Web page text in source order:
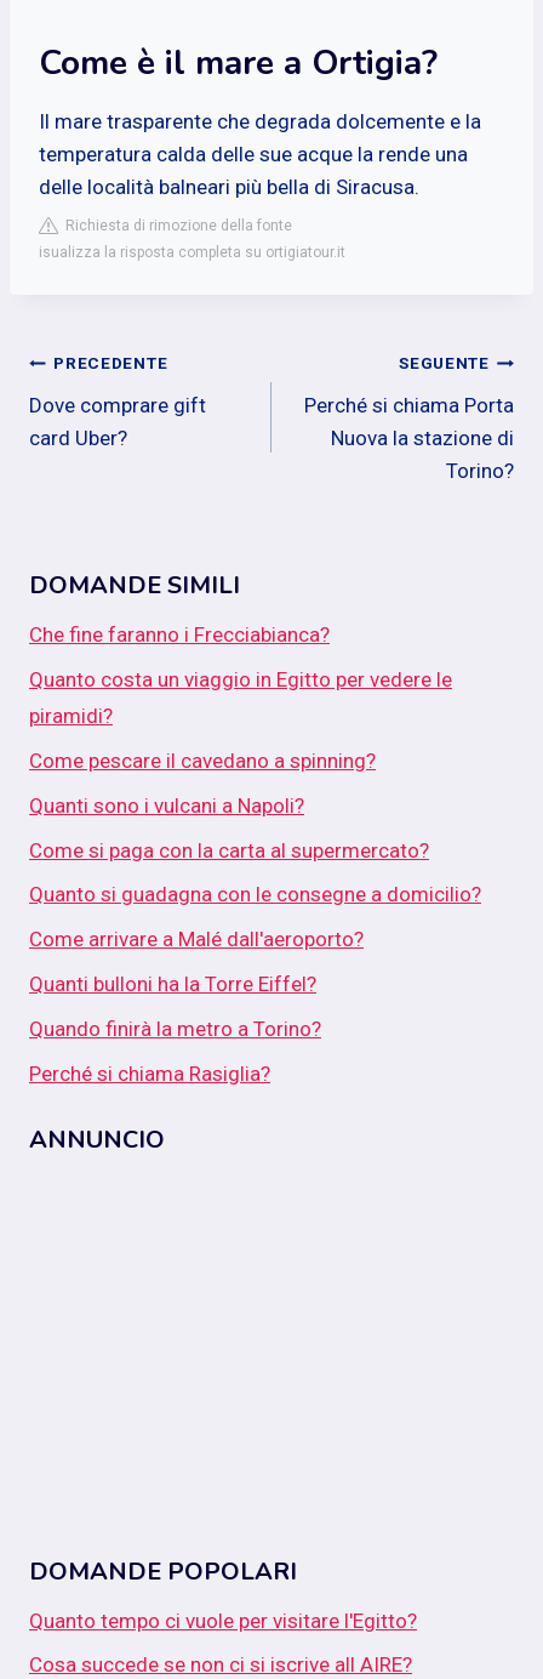
Come è il mare a Ortigia?
Il mare trasparente che degrada dolcemente e la
temperatura calda delle sue acque la rende una
delle località balneari più bella di Siracusa.
Richiesta di rimozione della fonte
isualizza la risposta completa su ortigiatour.it
Navigazione
articoli
PRECEDENTE
Dove comprare gift
card Uber?
SEGUENTE
Perché si chiama Porta
Nuova la stazione di
Torino?
DOMANDE SIMILI
Che fine faranno i Frecciabianca?
Quanto costa un viaggio in Egitto per vedere le
piramidi?
Come pescare il cavedano a spinning?
Quanti sono i vulcani a Napoli?
Come si paga con la carta al supermercato?
Quanto si guadagna con le consegne a domicilio?
Come arrivare a Malé dall'aeroporto?
Quanti bulloni ha la Torre Eiffel?
Quando finirà la metro a Torino?
Perché si chiama Rasiglia?
ANNUNCIO
DOMANDE POPOLARI
Quanto tempo ci vuole per visitare l'Egitto?
Cosa succede se non ci si iscrive all AIRE?